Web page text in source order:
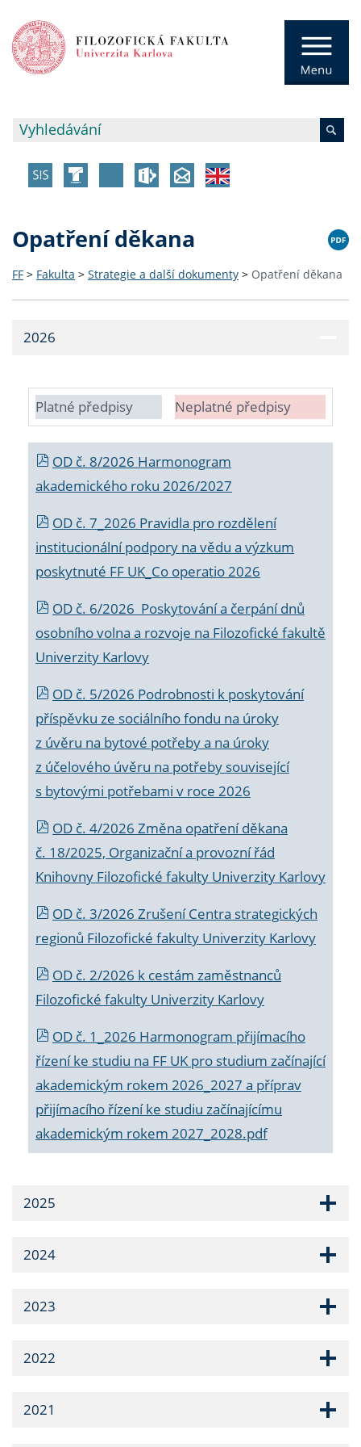
Opatření děkana
FF > Fakulta > Strategie a další dokumenty > Opatření děkana
2026
Platné předpisy Neplatné předpisy
OD č. 8/2026 Harmonogram
akademického roku 2026/2027
OD č. 7_2026 Pravidla pro rozdělení
institucionální podpory na vědu a výzkum
poskytnuté FF UK_Co operatio 2026
OD č. 6/2026 Poskytování a čerpání dnů
osobního volna a rozvoje na Filozofické fakultě
Univerzity Karlovy
OD č. 5/2026 Podrobnosti k poskytování
příspěvku ze sociálního fondu na úroky
z úvěru na bytové potřeby a na úroky
z účelového úvěru na potřeby související
s bytovými potřebami v roce 2026
OD č. 4/2026 Změna opatření děkana
č. 18/2025, Organizační a provozní řád
Knihovny Filozofické fakulty Univerzity Karlovy
OD č. 3/2026 Zrušení Centra strategických
regionů Filozofické fakulty Univerzity Karlovy
OD č. 2/2026 k cestám zaměstnanců
Filozofické fakulty Univerzity Karlovy
OD č. 1_2026 Harmonogram přijímacího
řízení ke studiu na FF UK pro studium začínající
akademickým rokem 2026_2027 a příprav
přijímacího řízení ke studiu začínajícímu
akademickým rokem 2027_2028.pdf
2025
2024
2023
2022
2021